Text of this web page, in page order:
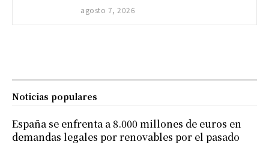
agosto 7, 2026
Noticias populares
España se enfrenta a 8.000 millones de euros en
demandas legales por renovables por el pasado